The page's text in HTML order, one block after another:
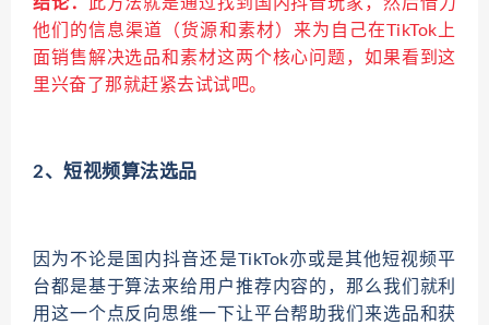
结论：
此方法就是通过找到国内抖音玩家，然后借力
他们的信息渠道（货源和素材）来为自己在TikTok上
面销售解决选品和素材这两个核心问题，如果看到这
里兴奋了那就赶紧去试试吧。
2、短视频算法选品
因为不论是国内抖音还是TikTok亦或是其他短视频平
台都是基于算法来给用户推荐内容的，那么我们就利
用这一个点反向思维一下让平台帮助我们来选品和获